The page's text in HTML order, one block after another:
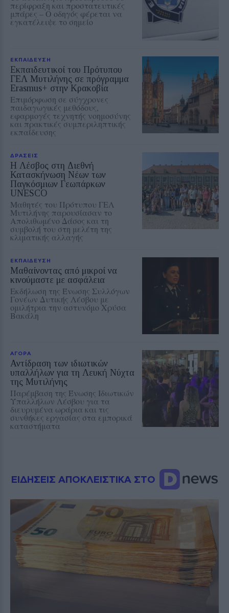
περίφραξη και προστατευτικές
μπάρες – Ο οδηγός φέρεται να
εγκατέλειψε το σημείο
ΕΚΠΑΙΔΕΥΣΗ
Εκπαιδευτικοί του Πρότυπου
ΓΕΛ Μυτιλήνης σε πρόγραμμα
Erasmus+ στην Κρακοβία
Επιμόρφωση σε σύγχρονες
παιδαγωγικές μεθόδους,
εφαρμογές τεχνητής νοημοσύνης
και πρακτικές συμπεριληπτικής
εκπαίδευσης
ΔΡΑΣΕΙΣ
Η Λέσβος στη Διεθνή
Κατασκήνωση Νέων των
Παγκόσμιων Γεωπάρκων
UNESCO
Μαθητές του Πρότυπου ΓΕΛ
Μυτιλήνης παρουσίασαν το
Απολιθωμένο Δάσος και τη
συμβολή του στη μελέτη της
κλιματικής αλλαγής
ΕΚΠΑΙΔΕΥΣΗ
Μαθαίνοντας από μικροί να
κινούμαστε με ασφάλεια
Εκδήλωση της Ένωσης Συλλόγων
Γονέων Δυτικής Λέσβου με
ομιλήτρια την αστυνόμο Χρύσα
Βακάλη
ΑΓΟΡΑ
Αντίδραση των ιδιωτικών
υπαλλήλων για τη Λευκή Νύχτα
της Μυτιλήνης
Παρέμβαση της Ένωσης Ιδιωτικών
Υπαλλήλων Λέσβου για τα
διευρυμένα ωράρια και τις
συνθήκες εργασίας στα εμπορικά
καταστήματα
ΕΙΔΗΣΕΙΣ ΑΠΟΚΛΕΙΣΤΙΚΑ ΣΤΟ